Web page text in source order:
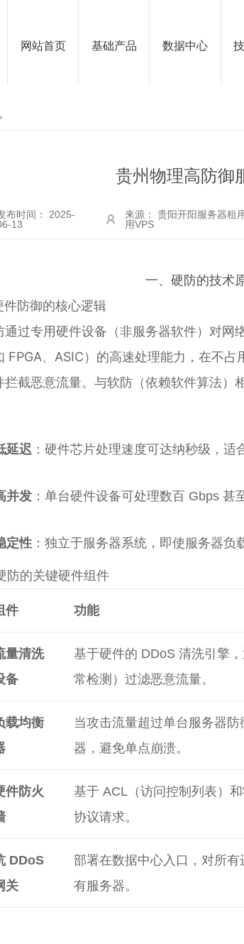
网站首页 基础产品 数据中心
贵州物理高防御
布时间： 2025-
13
来源： 贵阳开阳服务器租
用VPS
一、硬防的技术
件防御的核心逻辑
通过专用硬件设备（非服务器软件）对网
FPGA、ASIC）的高速处理能力，在不
拦截恶意流量。与软防（依赖软件算法）
延迟 ：硬件芯片处理速度可达纳秒级，适
并发 ：单台硬件设备可处理数百 Gbps 甚
定性 ：独立于服务器系统，即使服务器负
防的关键硬件组件
件 功能
量清洗
备
基于硬件的 DDoS 清洗引擎
常检测）过滤恶意流量。
载均衡
当攻击流量超过单台服务器
器，避免单点崩溃。
件防火
基于 ACL（访问控制列表）
协议请求。
DDoS
关
部署在数据中心入口，对所
有服务器。